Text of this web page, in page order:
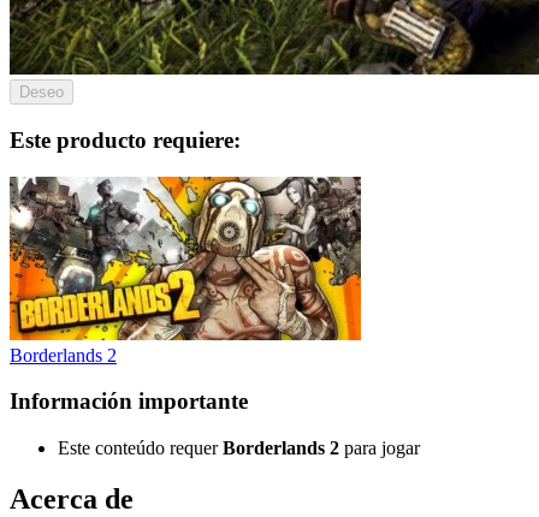
Deseo
Este producto requiere:
Borderlands 2
Información importante
Este conteúdo requerBorderlands 2 para jogar
Acerca de